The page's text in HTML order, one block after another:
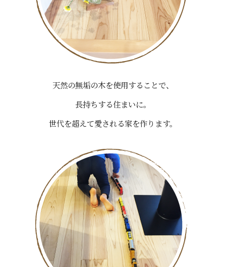
天然の無垢の木を使用することで、
長持ちする住まいに。
世代を超えて愛される家を作ります。